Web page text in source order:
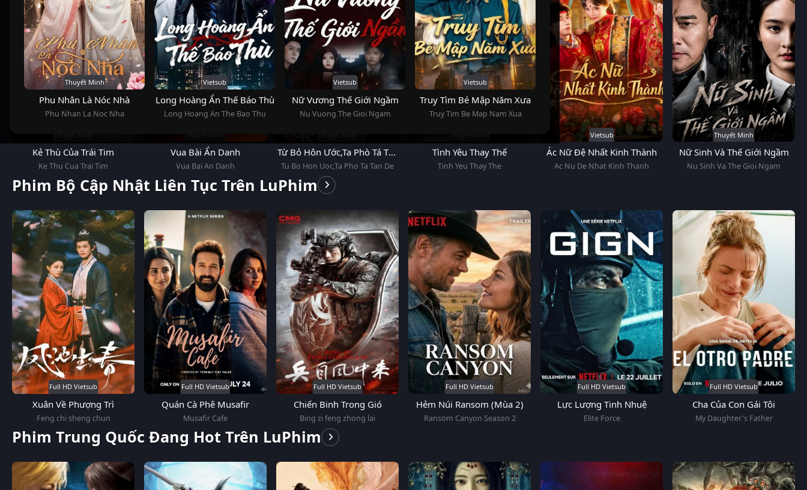
Thuyết Minh
Phu Nhân Là Nóc Nhà
Phu Nhan La Noc Nha
Vietsub
Long Hoàng Ẩn Thế Báo Thù
Long Hoang An The Bao Thu
Vietsub
Nữ Vương Thế Giới Ngầm
Nu Vuong The Gioi Ngam
Vietsub
Truy Tìm Bé Mập Năm Xưa
Truy Tim Be Map Nam Xua
Kẻ Thù Của Trái Tim
Ke Thu Cua Trai Tim
Vua Bài Ẩn Danh
Vua Bai An Danh
Từ Bỏ Hôn Ước,Ta Phò Tá Tân
Đế
Tu Bo Hon Uoc,Ta Pho Ta Tan De
Tình Yêu Thay Thế
Tinh Yeu Thay The
Vietsub
Ác Nữ Đệ Nhất Kinh Thành
Ac Nu De Nhat Kinh Thanh
Thuyết Minh
Nữ Sinh Và Thế Giới Ngầm
Nu Sinh Va The Gioi Ngam
Phim Bộ Cập Nhật Liên Tục Trên LuPhim
Full HD Vietsub
Xuân Về Phượng Trì
Feng chi sheng chun
Full HD Vietsub
Quán Cà Phê Musafir
Musafir Cafe
Full HD Vietsub
Chiến Binh Trong Gió
Bing zi feng zhong lai
Full HD Vietsub
Hẻm Núi Ransom (Mùa 2)
Ransom Canyon Season 2
Full HD Vietsub
Lực Lượng Tinh Nhuệ
Elite Force
Full HD Vietsub
Cha Của Con Gái Tôi
My Daughter's Father
Phim Trung Quốc Đang Hot Trên LuPhim